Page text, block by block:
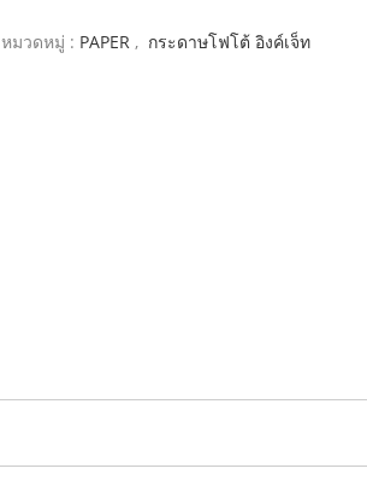
หมวดหมู่ : PAPER , กระดาษโฟโต้ อิงค์เจ็ท